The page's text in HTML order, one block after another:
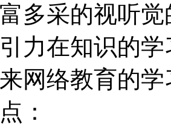
多采的视听
力在知识的学
网络教育的
：